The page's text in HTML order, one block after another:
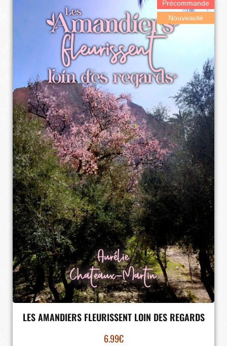
Précommande
Nouveauté
LES AMANDIERS FLEURISSENT LOIN DES REGARDS
6.99€